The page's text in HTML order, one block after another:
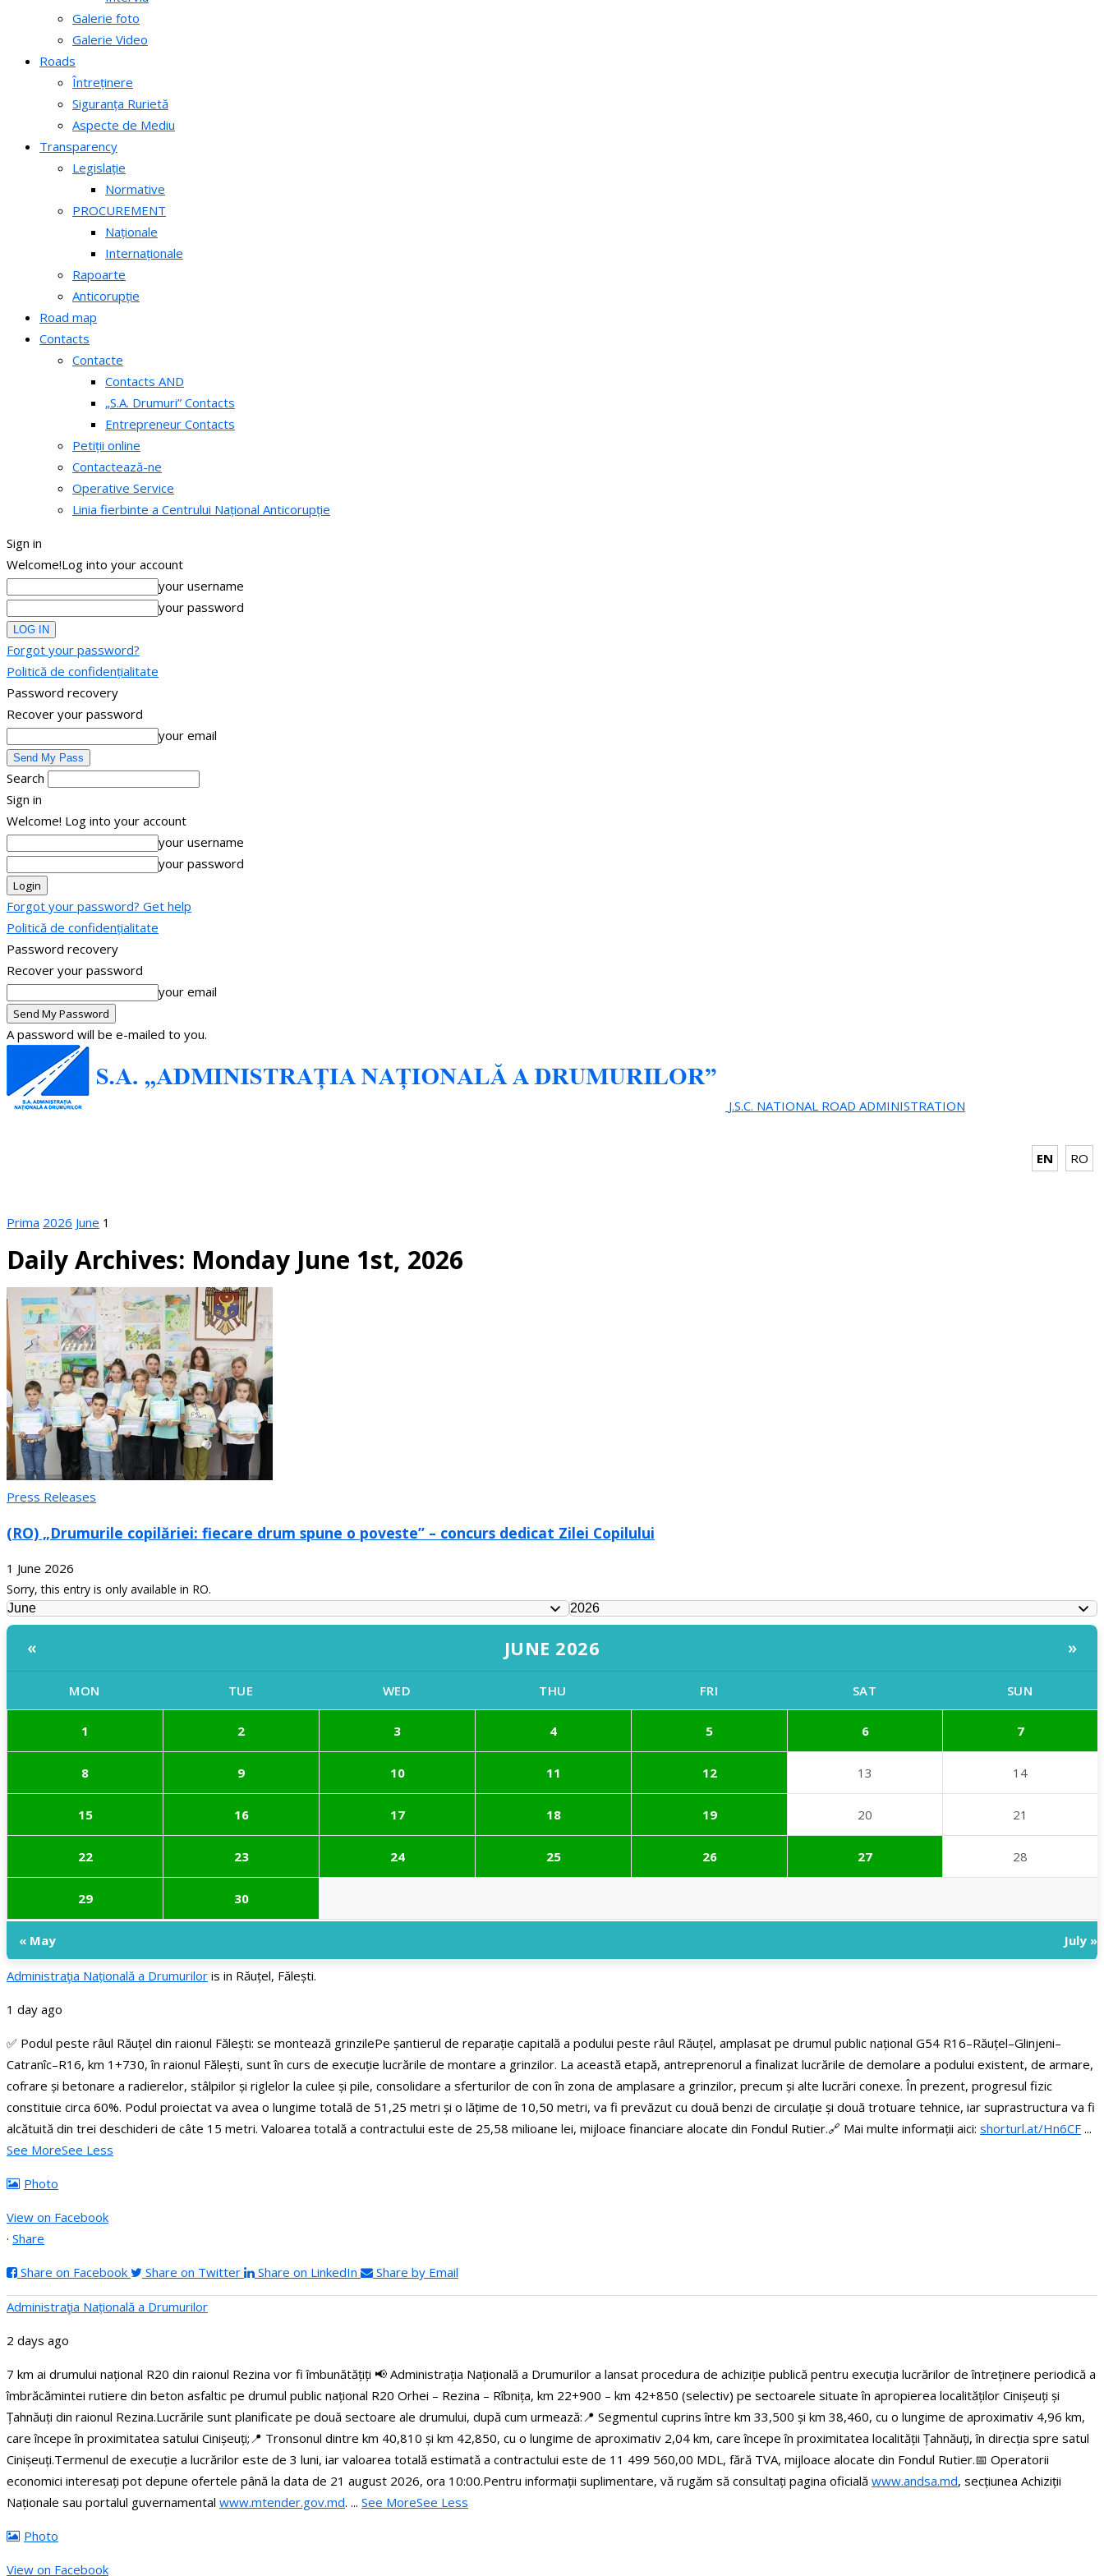
Galerie foto
Galerie Video
Roads
Întreținere
Siguranța Rurietă
Aspecte de Mediu
Transparency
Legislație
Normative
PROCUREMENT
Naționale
Internaționale
Rapoarte
Anticorupție
Road map
Contacts
Contacte
Contacts AND
„S.A. Drumuri” Contacts
Entrepreneur Contacts
Petiții online
Contactează-ne
Operative Service
Linia fierbinte a Centrului Național Anticorupție
Sign in
Welcome!Log into your account
your username
your password
Forgot your password?
Politică de confidențialitate
Password recovery
Recover your password
your email
Search
Sign in
Welcome! Log into your account
your username
your password
Forgot your password? Get help
Politică de confidențialitate
Password recovery
Recover your password
your email
A password will be e-mailed to you.
J.S.C. NATIONAL ROAD ADMINISTRATION
EN RO
Prima 2026 June 1
Daily Archives: Monday June 1st, 2026
Press Releases
(RO) „Drumurile copilăriei: fiecare drum spune o poveste” – concurs dedicat Zilei Copilului
1 June 2026
Sorry, this entry is only available in RO.
« JUNE 2026 »
MON TUE WED THU FRI SAT SUN
1 2 3 4 5 6 7
8 9 10 11 12 13 14
15 16 17 18 19 20 21
22 23 24 25 26 27 28
29 30
« May July »
Administraţia Națională a Drumurilor is in Răuțel, Fălești.
1 day ago
✅ Podul peste râul Răuțel din raionul Fălești: se montează grinzilePe șantierul de reparație capitală a podului peste râul Răuțel, amplasat pe drumul public național G54 R16–Răuțel–Glinjeni–
Catranîc–R16, km 1+730, în raionul Fălești, sunt în curs de execuție lucrările de montare a grinzilor. La această etapă, antreprenorul a finalizat lucrările de demolare a podului existent, de armare,
cofrare și betonare a radierelor, stâlpilor și riglelor la culee și pile, consolidare a sferturilor de con în zona de amplasare a grinzilor, precum și alte lucrări conexe. În prezent, progresul fizic
constituie circa 60%. Podul proiectat va avea o lungime totală de 51,25 metri și o lățime de 10,50 metri, va fi prevăzut cu două benzi de circulație și două trotuare tehnice, iar suprastructura va fi
alcătuită din trei deschideri de câte 15 metri. Valoarea totală a contractului este de 25,58 milioane lei, mijloace financiare alocate din Fondul Rutier.🔗 Mai multe informații aici: shorturl.at/Hn6CF ...
See MoreSee Less
Photo
View on Facebook
· Share
Share on Facebook Share on Twitter Share on LinkedIn Share by Email
Administraţia Națională a Drumurilor
2 days ago
7 km ai drumului național R20 din raionul Rezina vor fi îmbunătățiți 📢 Administrația Națională a Drumurilor a lansat procedura de achiziție publică pentru execuția lucrărilor de întreținere periodică a
îmbrăcămintei rutiere din beton asfaltic pe drumul public național R20 Orhei – Rezina – Rîbnița, km 22+900 – km 42+850 (selectiv) pe sectoarele situate în apropierea localităților Cinișeuți și
Țahnăuți din raionul Rezina.Lucrările sunt planificate pe două sectoare ale drumului, după cum urmează:📍 Segmentul cuprins între km 33,500 și km 38,460, cu o lungime de aproximativ 4,96 km,
care începe în proximitatea satului Cinișeuți;📍 Tronsonul dintre km 40,810 și km 42,850, cu o lungime de aproximativ 2,04 km, care începe în proximitatea localității Țahnăuți, în direcția spre satul
Cinișeuți.Termenul de execuție a lucrărilor este de 3 luni, iar valoarea totală estimată a contractului este de 11 499 560,00 MDL, fără TVA, mijloace alocate din Fondul Rutier.📅 Operatorii
economici interesați pot depune ofertele până la data de 21 august 2026, ora 10:00.Pentru informații suplimentare, vă rugăm să consultați pagina oficială www.andsa.md, secțiunea Achiziții
Naționale sau portalul guvernamental www.mtender.gov.md. ... See MoreSee Less
Photo
View on Facebook